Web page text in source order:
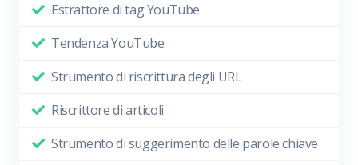
Estrattore di tag YouTube
Tendenza YouTube
Strumento di riscrittura degli URL
Riscrittore di articoli
Strumento di suggerimento delle parole chiave